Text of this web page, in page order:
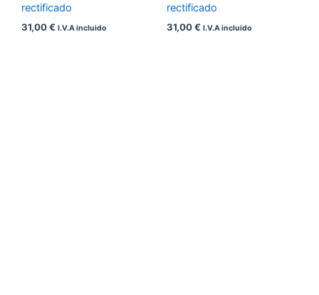
rectificado
31,00€ I.V.A incluido
rectificado
31,00€ I.V.A incluido